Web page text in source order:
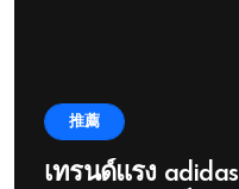
推薦
เทรนด์แรง